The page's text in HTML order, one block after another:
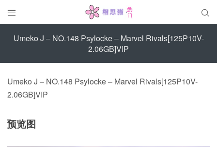
 
Umeko J – NO.148 Psylocke – Marvel Rivals[125P10V-
2.06GB]VIP
Umeko J – NO.148 Psylocke – Marvel Rivals[125P10V-
2.06GB]VIP
预览图